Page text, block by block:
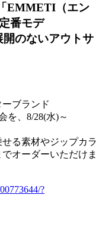
EMMETI（エン
番モデ
のないアウトサ
ブランド
を、8/28(水)～
る素材やジップカラ
オーダーいただけま
?